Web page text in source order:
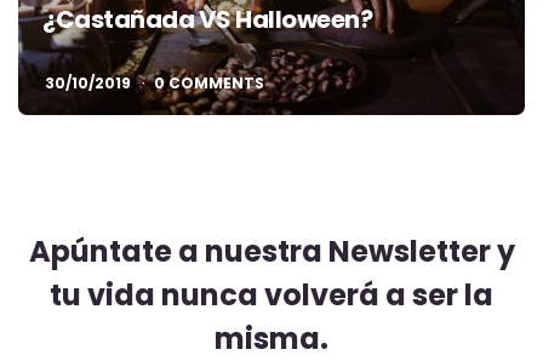
¿Castañada VS Halloween?
30/10/2019 0 COMMENTS
Apúntate a nuestra Newsletter y
tu vida nunca volverá a ser la
misma.